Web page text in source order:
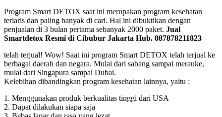
Program Smart DETOX saat ini merupakan program kesehatan
terlaris dan paling banyak di cari. Hal ini dibuktikan dengan
penjualan di 3 bulan pertama sebanyak 2000 paket. Jual
Smartdetox Resmi di Cibubur Jakarta Hub. 087878211823
telah terjual! Wow! Saat ini program Smart DETOX telah terjual ke
berbagai daerah dan negara. Mulai dari sabang sampai merauke,
mulai dari Singapura sampai Dubai.
Kelebihan dibandingkan program kesehatan lainnya, yaitu :
1. Menggunakan produk berkualitas tinggi dari USA
2. Dapat dilakukan siapa saja